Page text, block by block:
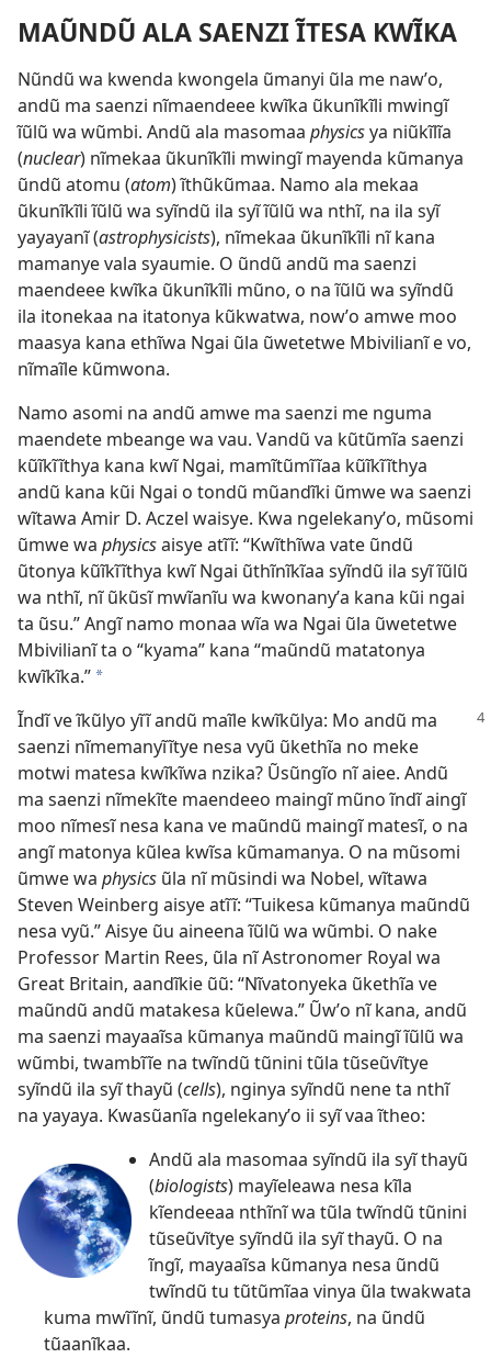
MAŨNDŨ ALA SAENZI ĨTESA KWĨKA
Nũndũ wa kwenda kwongela ũmanyi ũla me nawʼo,
andũ ma saenzi nĩmaendeee kwĩka ũkunĩkĩli mwingĩ
ĩũlũ wa wũmbi. Andũ ala masomaa physicsya niũkĩlĩa
(nuclear) nĩmekaa ũkunĩkĩli mwingĩ mayenda kũmanya
ũndũ atomu (atom) ĩthũkũmaa. Namo ala mekaa
ũkunĩkĩli ĩũlũ wa syĩndũ ila syĩ ĩũlũ wa nthĩ, na ila syĩ
yayayanĩ (astrophysicists), nĩmekaa ũkunĩkĩli nĩ kana
mamanye vala syaumie. O ũndũ andũ ma saenzi
maendeee kwĩka ũkunĩkĩli mũno, o na ĩũlũ wa syĩndũ
ila itonekaa na itatonya kũkwatwa, nowʼo amwe moo
maasya kana ethĩwa Ngai ũla ũwetetwe Mbivilianĩ e vo,
nĩmaĩle kũmwona.
Namo asomi na andũ amwe ma saenzi me nguma
maendete mbeange wa vau. Vandũ va kũtũmĩa saenzi
kũĩkĩĩthya kana kwĩ Ngai, mamĩtũmĩĩaa kũĩkĩĩthya
andũ kana kũi Ngai o tondũ mũandĩki ũmwe wa saenzi
wĩtawa Amir D. Aczel waisye. Kwa ngelekanyʼo, mũsomi
ũmwe wa physicsaisye atĩĩ: “Kwĩthĩwa vate ũndũ
ũtonya kũĩkĩĩthya kwĩ Ngai ũthĩnĩkĩaa syĩndũ ila syĩ ĩũlũ
wa nthĩ, nĩ ũkũsĩ mwĩanĩu wa kwonanyʼa kana kũi ngai
ta ũsu.” Angĩ namo monaa wĩa wa Ngai ũla ũwetetwe
Mbivilianĩ ta o “kyama” kana “maũndũ matatonya
kwĩkĩka.” a
Ĩndĩ ve ĩkũlyo yĩĩ andũ maĩle kwĩkũlya: Mo andũ ma
saenzi nĩmemanyĩĩtye nesa vyũ ũkethĩa no meke
motwi matesa kwĩkĩwa nzika? Ũsũngĩo nĩ aiee. Andũ
ma saenzi nĩmekĩte maendeeo maingĩ mũno ĩndĩ aingĩ
moo nĩmesĩ nesa kana ve maũndũ maingĩ matesĩ, o na
angĩ matonya kũlea kwĩsa kũmamanya. O na mũsomi
ũmwe wa physics ũla nĩ mũsindi wa Nobel, wĩtawa
Steven Weinberg aisye atĩĩ: “Tuikesa kũmanya maũndũ
nesa vyũ.” Aisye ũu aineena ĩũlũ wa wũmbi. O nake
Professor Martin Rees, ũla nĩ Astronomer Royal wa
Great Britain, aandĩkie ũũ: “Nĩvatonyeka ũkethĩa ve
maũndũ andũ matakesa kũelewa.” Ũwʼo nĩ kana, andũ
ma saenzi mayaaĩsa kũmanya maũndũ maingĩ ĩũlũ wa
wũmbi, twambĩĩe na twĩndũ tũnini tũla tũseũvĩtye
syĩndũ ila syĩ thayũ (cells), nginya syĩndũ nene ta nthĩ
na yayaya. Kwasũanĩa ngelekanyʼo ii syĩ vaa ĩtheo:
Andũ ala masomaa syĩndũ ila syĩ thayũ
(biologists) mayĩeleawa nesa kĩla
kĩendeeaa nthĩnĩ wa tũla twĩndũ tũnini
tũseũvĩtye syĩndũ ila syĩ thayũ. O na
ĩngĩ, mayaaĩsa kũmanya nesa ũndũ
twĩndũ tu tũtũmĩaa vinya ũla twakwata
kuma mwĩĩnĩ, ũndũ tumasya proteins, na ũndũ
tũaanĩkaa.